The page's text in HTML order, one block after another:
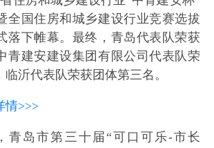
全国住房和城乡建设行业竞赛选拔
落下帷幕。最终，青岛代表队荣获
青建安建设集团有限公司代表队荣
沂代表队荣获团体第三名。
情>>>
青岛市第三十届“可口可乐-市长